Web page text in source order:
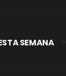
SEMANA